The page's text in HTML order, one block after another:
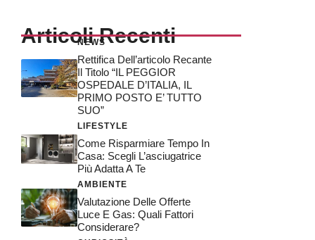
Articoli Recenti
NEWS
Rettifica Dell’articolo Recante
Il Titolo “IL PEGGIOR
OSPEDALE D’ITALIA, IL
PRIMO POSTO E’ TUTTO
SUO”
LIFESTYLE
Come Risparmiare Tempo In
Casa: Scegli L’asciugatrice
Più Adatta A Te
AMBIENTE
Valutazione Delle Offerte
Luce E Gas: Quali Fattori
Considerare?